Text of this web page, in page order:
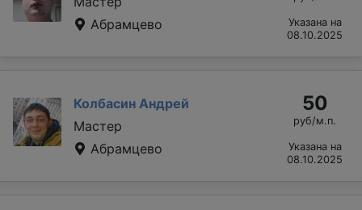
Абрамцево
Указана на
08.10.2025
Колбасин Андрей
Мастер
Абрамцево
50
руб/м.п.
Указана на
08.10.2025